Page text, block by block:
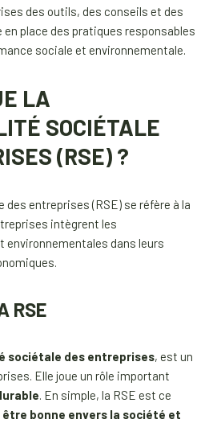
des outils, des conseils et des
place des pratiques responsables
sociale et environnementale.
LA
SOCIÉTALE
(RSE) ?
entreprises (RSE) se réfère à la
intègrent les
dans leurs
RSE
sociétale des entreprises, est un
Elle joue un rôle important
. En simple, la RSE est ce
être bonne envers la société et